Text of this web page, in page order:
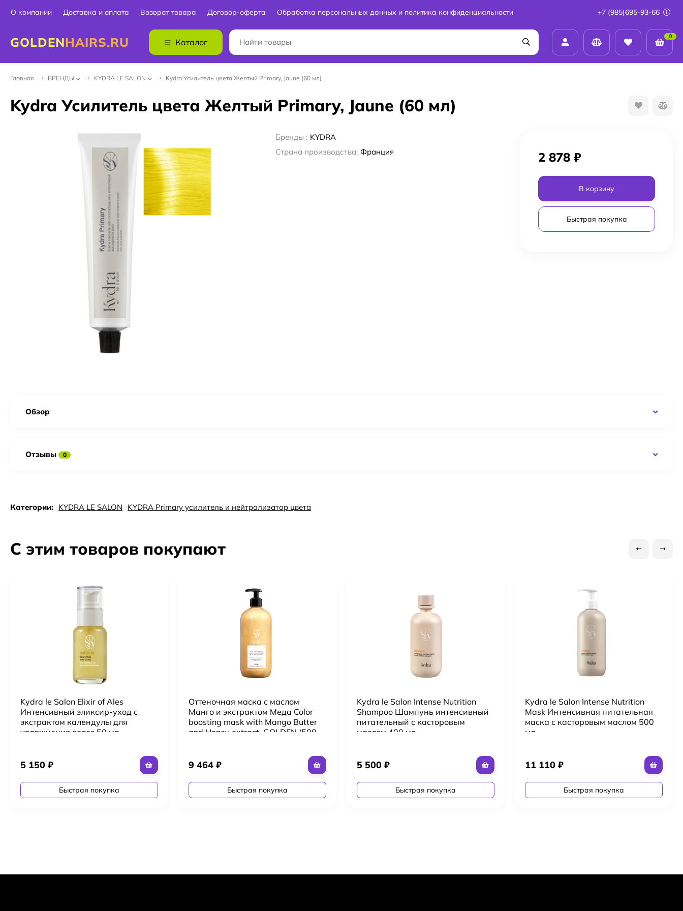
О компании Доставка и оплата Возврат товара Договор-оферта Обработка персональных данных и политика конфиденциальности +7 (985)695-93-66
GOLDENHAIRS.RU Каталог
0
Главная БPEНДЫ KYDRA LE SALON Kydra Усилитель цвета Желтый Primary, Jaune (60 мл)
Kydra Усилитель цвета Желтый Primary, Jaune (60 мл)
Бренды : KYDRA
Страна производства: Франция 2 878 ₽
В корзину
Быстрая покупка
Обзор
Отзывы 0
Категории: KYDRA LE SALON KYDRA Primary усилитель и нейтрализатор цвета
С этим товаров покупают
Kydra le Salon Elixir of Ales
Интенсивный эликсир-уход с
экстрактом календулы для
увлажнения волос 50 мл
5 150 ₽
Быстрая покупка
Оттеночная маска с маслом
Манго и экстрактом Меда Color
boosting mask with Mango Butter
and Honey extract, GOLDEN (500
9 464 ₽
Быстрая покупка
Kydra le Salon Intense Nutrition
Shampoo Шампунь интенсивный
питательный с касторовым
маслом 400 мл
5 500 ₽
Быстрая покупка
Kydra le Salon Intense Nutrition
Mask Интенсивная питательная
маска с касторовым маслом 500
мл
11 110 ₽
Быстрая покупка